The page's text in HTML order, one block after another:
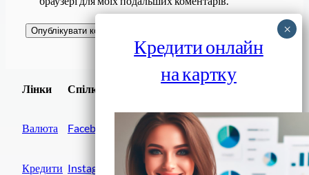
Лінки
Валюта
Кредити
Спілки
Facebook
Instagram
Завантажити
Кредити онлайн
на картку